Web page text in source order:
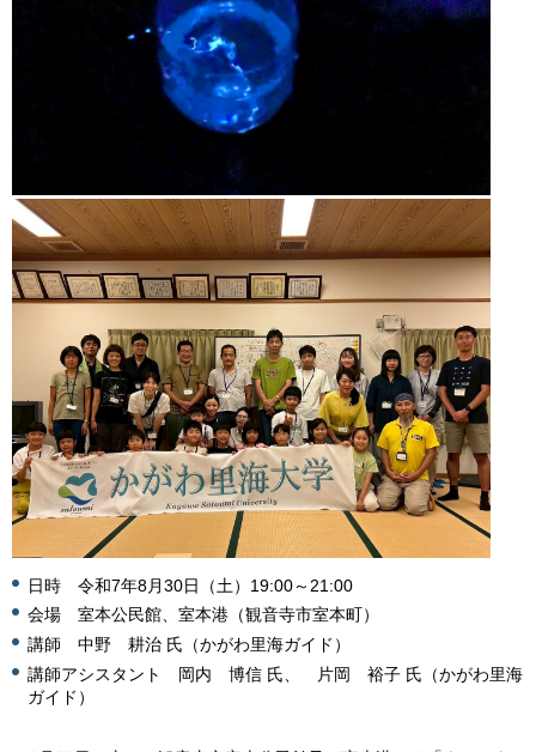
日時 令和7年8月30日（土）19:00～21:00
会場 室本公民館、室本港（観音寺市室本町）
講師 中野 耕治 氏（かがわ里海ガイド）
講師アシスタント 岡内 博信 氏、 片岡 裕子 氏（かがわ里海
ガイド）